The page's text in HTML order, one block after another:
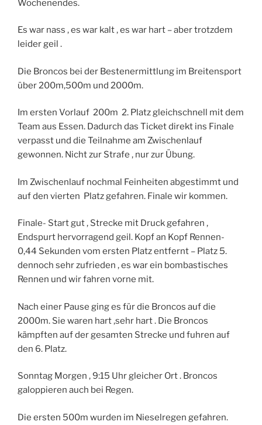
Wochenendes.
Es war nass , es war kalt , es war hart – aber trotzdem
leider geil .
Die Broncos bei der Bestenermittlung im Breitensport
über 200m,500m und 2000m.
Im ersten Vorlauf 200m 2. Platz gleichschnell mit dem
Team aus Essen. Dadurch das Ticket direkt ins Finale
verpasst und die Teilnahme am Zwischenlauf
gewonnen. Nicht zur Strafe , nur zur Übung.
Im Zwischenlauf nochmal Feinheiten abgestimmt und
auf den vierten Platz gefahren. Finale wir kommen.
Finale- Start gut , Strecke mit Druck gefahren ,
Endspurt hervorragend geil. Kopf an Kopf Rennen-
0,44 Sekunden vom ersten Platz entfernt – Platz 5.
dennoch sehr zufrieden , es war ein bombastisches
Rennen und wir fahren vorne mit.
Nach einer Pause ging es für die Broncos auf die
2000m. Sie waren hart ,sehr hart . Die Broncos
kämpften auf der gesamten Strecke und fuhren auf
den 6. Platz.
Sonntag Morgen , 9:15 Uhr gleicher Ort . Broncos
galoppieren auch bei Regen.
Die ersten 500m wurden im Nieselregen gefahren.